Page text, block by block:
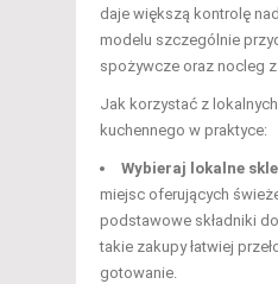
daje większą kontrolę
modelu szczególnie
spożywcze oraz nocleg
Jak korzystać z
kuchennego w praktyce:
Wybieraj lokalne
miejsc oferujących
podstawowe składniki
takie zakupy łatwiej
gotowanie.